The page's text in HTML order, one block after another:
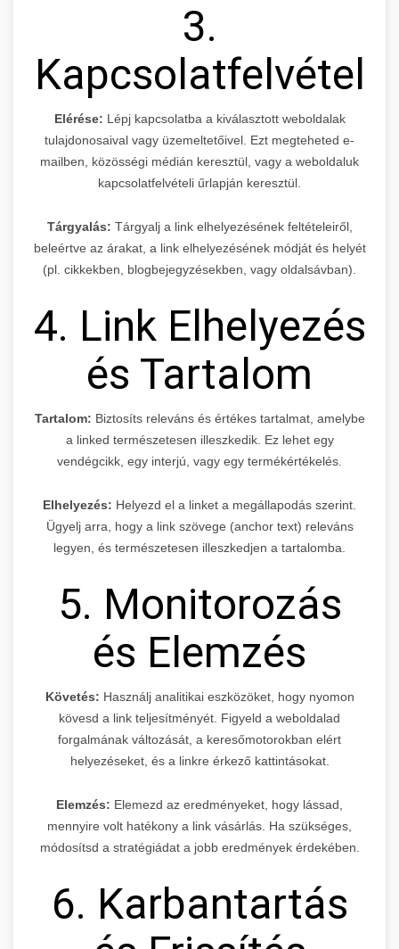
3.
Kapcsolatfelvétel
Elérése: Lépj kapcsolatba a kiválasztott weboldalak
tulajdonosaival vagy üzemeltetőivel. Ezt megteheted e-
mailben, közösségi médián keresztül, vagy a weboldaluk
kapcsolatfelvételi űrlapján keresztül.
Tárgyalás: Tárgyalj a link elhelyezésének feltételeiről,
beleértve az árakat, a link elhelyezésének módját és helyét
(pl. cikkekben, blogbejegyzésekben, vagy oldalsávban).
4. Link Elhelyezés
és Tartalom
Tartalom: Biztosíts releváns és értékes tartalmat, amelybe
a linked természetesen illeszkedik. Ez lehet egy
vendégcikk, egy interjú, vagy egy termékértékelés.
Elhelyezés: Helyezd el a linket a megállapodás szerint.
Ügyelj arra, hogy a link szövege (anchor text) releváns
legyen, és természetesen illeszkedjen a tartalomba.
5. Monitorozás
és Elemzés
Követés: Használj analitikai eszközöket, hogy nyomon
kövesd a link teljesítményét. Figyeld a weboldalad
forgalmának változását, a keresőmotorokban elért
helyezéseket, és a linkre érkező kattintásokat.
Elemzés: Elemezd az eredményeket, hogy lássad,
mennyire volt hatékony a link vásárlás. Ha szükséges,
módosítsd a stratégiádat a jobb eredmények érdekében.
6. Karbantartás